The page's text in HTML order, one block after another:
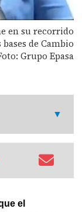
en su recorrido
de Cambio
Grupo Epasa
el